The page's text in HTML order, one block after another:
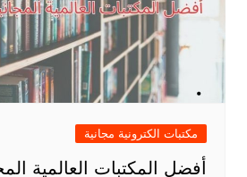
مكتبات الكترونية مجانية
أفضل المكتبات العالمية